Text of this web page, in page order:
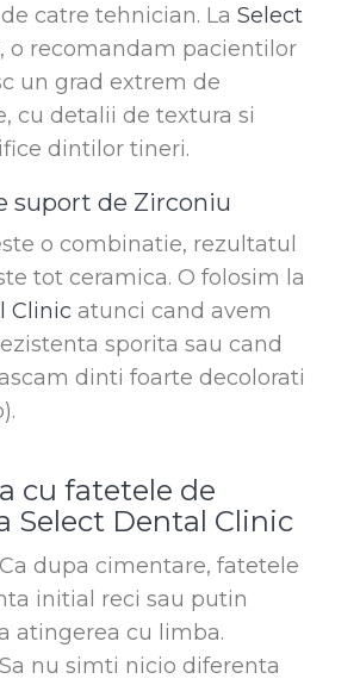
catre tehnician. La Select
, o recomandam pacientilor
un grad extrem de
cu detalii de textura si
dintilor tineri.
suport de Zirconiu
o combinatie, rezultatul
tot ceramica. O folosim la
Clinic atunci cand avem
sporita sau cand
dinti foarte decolorati
cu fatetele de
Select Dental Clinic
Ca dupa cimentare, fatetele
initial reci sau putin
atingerea cu limba.
Sa nu simti nicio diferenta